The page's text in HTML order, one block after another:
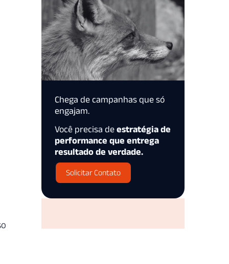
Chega de campanhas que só
engajam.
Você precisa de estratégia de
performance que entrega
resultado de verdade.
Solicitar Contato